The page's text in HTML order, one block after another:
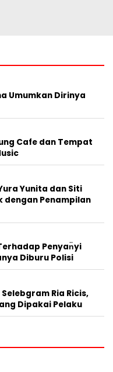
Umumkan Dirinya
Cafe dan Tempat
Yunita dan Siti
dengan Penampilan
Penyan̈yi
Diburu Polisi
Ria Ricis,
Dipakai Pelaku